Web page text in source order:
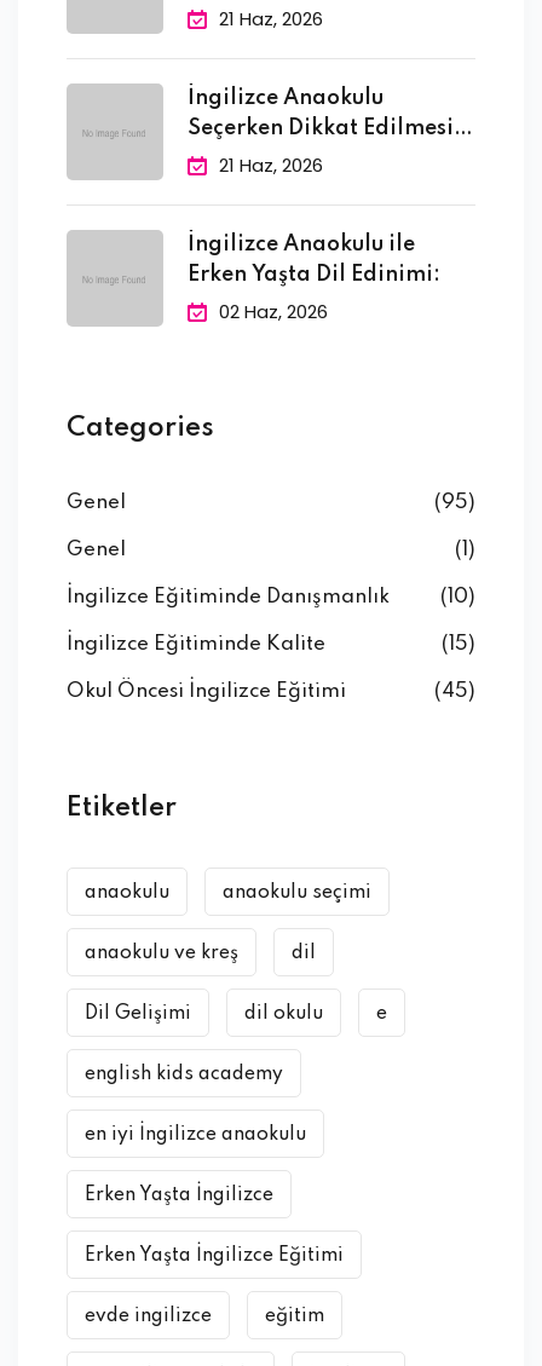
Faydası
21 Haz, 2026
İngilizce Anaokulu
Seçerken Dikkat Edilmesi
Gereken 10
21 Haz, 2026
İngilizce Anaokulu ile
Erken Yaşta Dil Edinimi:
02 Haz, 2026
Categories
Genel (95)
Genel (1)
İngilizce Eğitiminde Danışmanlık (10)
İngilizce Eğitiminde Kalite (15)
Okul Öncesi İngilizce Eğitimi (45)
Etiketler
anaokulu anaokulu seçimi
anaokulu ve kreş dil
Dil Gelişimi dil okulu e
english kids academy
en iyi İngilizce anaokulu
Erken Yaşta İngilizce
Erken Yaşta İngilizce Eğitimi
evde ingilizce eğitim